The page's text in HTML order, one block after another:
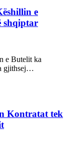
e
shqiptar
e Butelit ka
gjithsej…
Kontratat tek